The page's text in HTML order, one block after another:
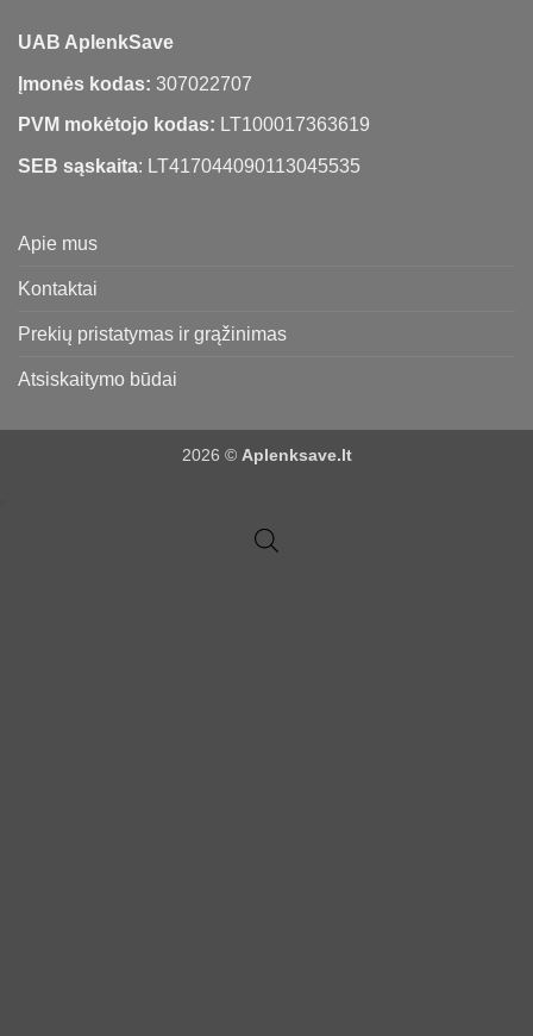
UAB AplenkSave
Įmonės kodas: 307022707
PVM mokėtojo kodas: LT100017363619
SEB sąskaita: LT417044090113045535
Apie mus
Kontaktai
Prekių pristatymas ir grąžinimas
Atsiskaitymo būdai
2026 © Aplenksave.lt